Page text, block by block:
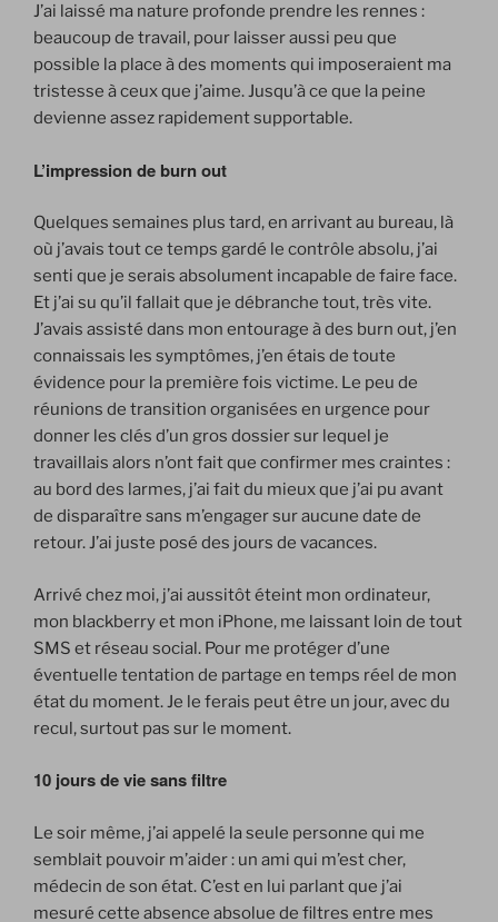
J’ai laissé ma nature profonde prendre les rennes :
beaucoup de travail, pour laisser aussi peu que
possible la place à des moments qui imposeraient ma
tristesse à ceux que j’aime. Jusqu’à ce que la peine
devienne assez rapidement supportable.
L’impression de burn out
Quelques semaines plus tard, en arrivant au bureau, là
où j’avais tout ce temps gardé le contrôle absolu, j’ai
senti que je serais absolument incapable de faire face.
Et j’ai su qu’il fallait que je débranche tout, très vite.
J’avais assisté dans mon entourage à des burn out, j’en
connaissais les symptômes, j’en étais de toute
évidence pour la première fois victime. Le peu de
réunions de transition organisées en urgence pour
donner les clés d’un gros dossier sur lequel je
travaillais alors n’ont fait que confirmer mes craintes :
au bord des larmes, j’ai fait du mieux que j’ai pu avant
de disparaître sans m’engager sur aucune date de
retour. J’ai juste posé des jours de vacances.
Arrivé chez moi, j’ai aussitôt éteint mon ordinateur,
mon blackberry et mon iPhone, me laissant loin de tout
SMS et réseau social. Pour me protéger d’une
éventuelle tentation de partage en temps réel de mon
état du moment. Je le ferais peut être un jour, avec du
recul, surtout pas sur le moment.
10 jours de vie sans filtre
Le soir même, j’ai appelé la seule personne qui me
semblait pouvoir m’aider : un ami qui m’est cher,
médecin de son état. C’est en lui parlant que j’ai
mesuré cette absence absolue de filtres entre mes